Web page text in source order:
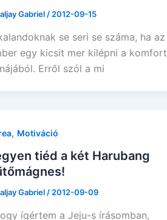
Gabriel / 2012-09-15
se seri se száma, ha az
egy kicsit mer kilépni a komfort
Erről szól a mi
, Motiváció
tiéd a két Harubang
Gabriel/2012-09-09
ígértem a Jeju-s írásomban,